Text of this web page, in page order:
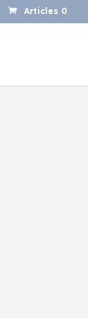
Articles 0